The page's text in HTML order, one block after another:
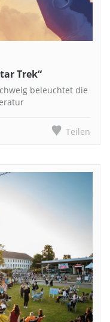
Trek“
beleuchtet die
Teilen